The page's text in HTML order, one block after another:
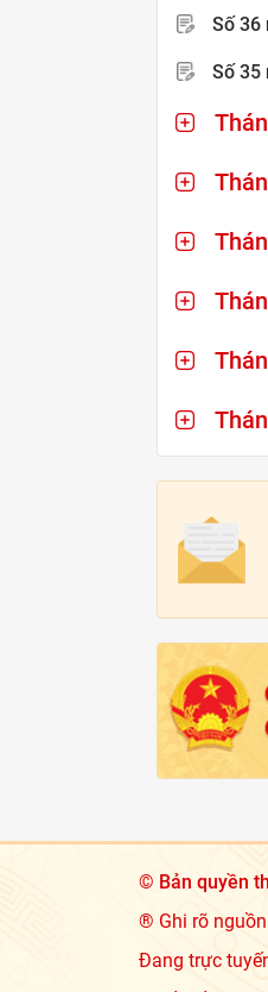
Số 36
Số 35
© Bản quyền
® Ghi rõ nguồn
Đang trực